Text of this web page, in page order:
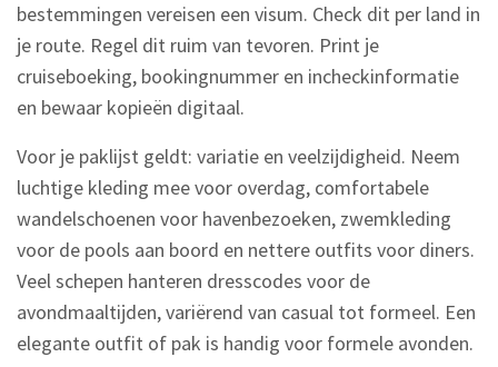
bestemmingen vereisen een visum. Check dit per land in
je route. Regel dit ruim van tevoren. Print je
cruiseboeking, bookingnummer en incheckinformatie
en bewaar kopieën digitaal.
Voor je paklijst geldt: variatie en veelzijdigheid. Neem
luchtige kleding mee voor overdag, comfortabele
wandelschoenen voor havenbezoeken, zwemkleding
voor de pools aan boord en nettere outfits voor diners.
Veel schepen hanteren dresscodes voor de
avondmaaltijden, variërend van casual tot formeel. Een
elegante outfit of pak is handig voor formele avonden.